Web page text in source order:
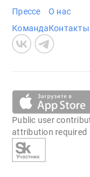
Прессе
Команда
О нас
Контакты
Public user
attribution required